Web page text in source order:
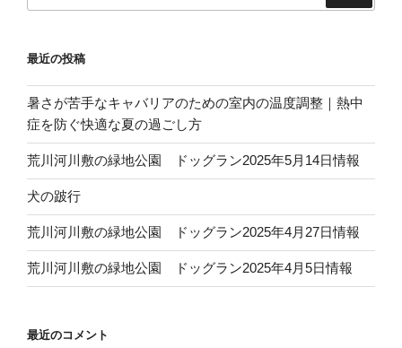
最近の投稿
暑さが苦手なキャバリアのための室内の温度調整｜熱中
症を防ぐ快適な夏の過ごし方
荒川河川敷の緑地公園 ドッグラン2025年5月14日情報
犬の跛行
荒川河川敷の緑地公園 ドッグラン2025年4月27日情報
荒川河川敷の緑地公園 ドッグラン2025年4月5日情報
最近のコメント